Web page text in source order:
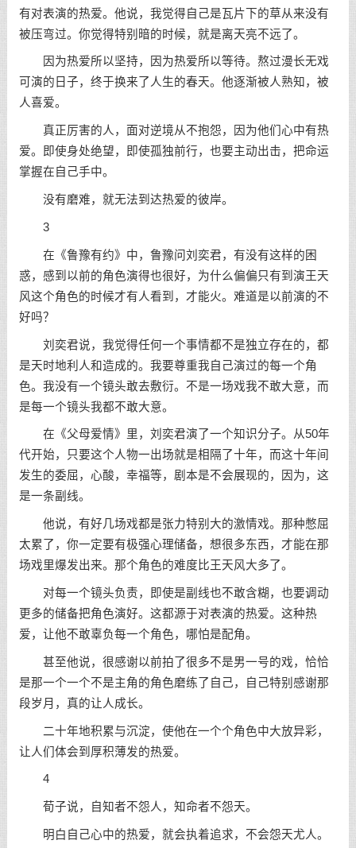
有对表演的热爱。他说，我觉得自己是瓦片下的草从来没有
被压弯过。你觉得特别暗的时候，就是离天亮不远了。
因为热爱所以坚持，因为热爱所以等待。熬过漫长无戏
可演的日子，终于换来了人生的春天。他逐渐被人熟知，被
人喜爱。
真正厉害的人，面对逆境从不抱怨，因为他们心中有热
爱。即使身处绝望，即使孤独前行，也要主动出击，把命运
掌握在自己手中。
没有磨难，就无法到达热爱的彼岸。
3
在《鲁豫有约》中，鲁豫问刘奕君，有没有这样的困
惑，感到以前的角色演得也很好，为什么偏偏只有到演王天
风这个角色的时候才有人看到，才能火。难道是以前演的不
好吗？
刘奕君说，我觉得任何一个事情都不是独立存在的，都
是天时地利人和造成的。我要尊重我自己演过的每一个角
色。我没有一个镜头敢去敷衍。不是一场戏我不敢大意，而
是每一个镜头我都不敢大意。
在《父母爱情》里，刘奕君演了一个知识分子。从50年
代开始，只要这个人物一出场就是相隔了十年，而这十年间
发生的委屈，心酸，幸福等，剧本是不会展现的，因为，这
是一条副线。
他说，有好几场戏都是张力特别大的激情戏。那种憋屈
太累了，你一定要有极强心理储备，想很多东西，才能在那
场戏里爆发出来。那个角色的难度比王天风大多了。
对每一个镜头负责，即使是副线也不敢含糊，也要调动
更多的储备把角色演好。这都源于对表演的热爱。这种热
爱，让他不敢辜负每一个角色，哪怕是配角。
甚至他说，很感谢以前拍了很多不是男一号的戏，恰恰
是那一个一个不是主角的角色磨练了自己，自己特别感谢那
段岁月，真的让人成长。
二十年地积累与沉淀，使他在一个个角色中大放异彩，
让人们体会到厚积薄发的热爱。
4
荀子说，自知者不怨人，知命者不怨天。
明白自己心中的热爱，就会执着追求，不会怨天尤人。